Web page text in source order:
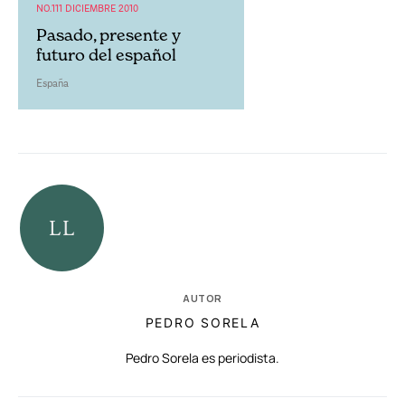
NO.111 DICIEMBRE 2010
Pasado, presente y
futuro del español
España
AUTOR
PEDRO SORELA
Pedro Sorela es periodista.